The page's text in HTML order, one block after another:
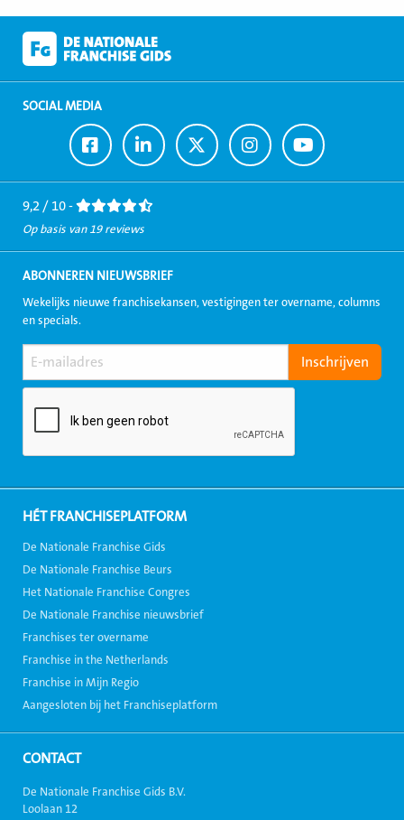
SOCIAL MEDIA
Ga
naar
Facebook
Ga
naar
LinkedIn
Ga
naar
Twitter
Ga
naar
Instagram
Ga
naar
Youtube
9,2 / 10 -
Op basis van 19 reviews
ABONNEREN NIEUWSBRIEF
Wekelijks nieuwe franchisekansen, vestigingen ter overname, columns
en specials.
HÉT FRANCHISEPLATFORM
De Nationale Franchise Gids
De Nationale Franchise Beurs
Het Nationale Franchise Congres
De Nationale Franchise nieuwsbrief
Franchises ter overname
Franchise in the Netherlands
Franchise in Mijn Regio
Aangesloten bij het Franchiseplatform
CONTACT
De Nationale Franchise Gids B.V.
Loolaan 12